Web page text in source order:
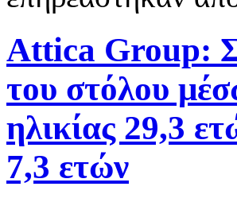
Attica Group:
του στόλου
ηλικίας 29,3
7,3 ετών